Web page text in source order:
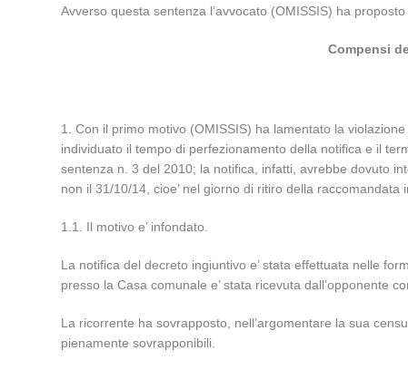
Avverso questa sentenza l’avvocato (OMISSIS) ha
Compensi
1. Con il primo motivo (OMISSIS) ha lamentato la
individuato il tempo di perfezionamento della notifica e il
sentenza n. 3 del 2010; la notifica, infatti, avrebbe dovuto
non il 31/10/14, cioe’ nel giorno di ritiro della
1.1. Il motivo e’ infondato.
La notifica del decreto ingiuntivo e’ stata effettuata nelle
presso la Casa comunale e’ stata ricevuta dall’opponente
La ricorrente ha sovrapposto, nell’argomentare la sua
pienamente sovrapponibili.